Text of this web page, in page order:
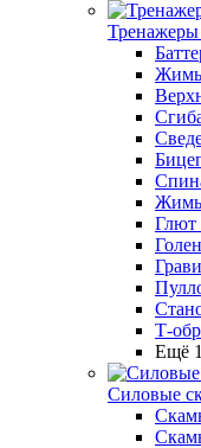
Тренажеры
Жимы
Жимы
Глют
Т-
Ещё
Силовые